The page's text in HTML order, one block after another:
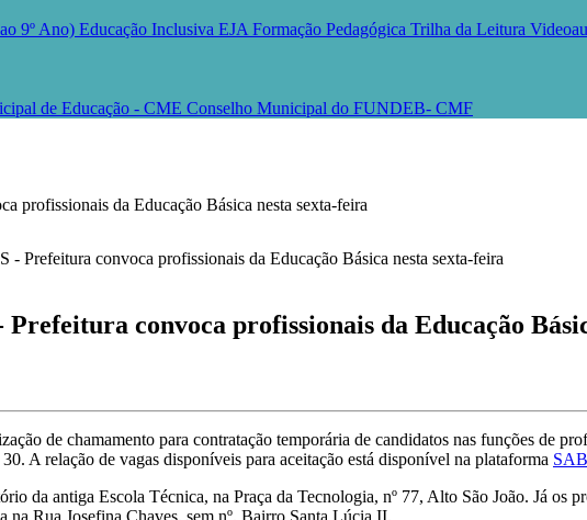
9º Ano) Educação Inclusiva EJA Formação Pedagógica Trilha da Leitura
de Educação - CME Conselho Municipal do FUNDEB- CMF
da Educação Básica nesta sexta-feira
convoca profissionais da Educação
de chamamento para contratação temporária de candidatos nas funções de
A relação de vagas disponíveis para aceitação está disponível na plataforma
da antiga Escola Técnica, na Praça da Tecnologia, nº 77, Alto São João. Já os
Rua Josefina Chaves, sem nº, Bairro Santa Lúcia II.